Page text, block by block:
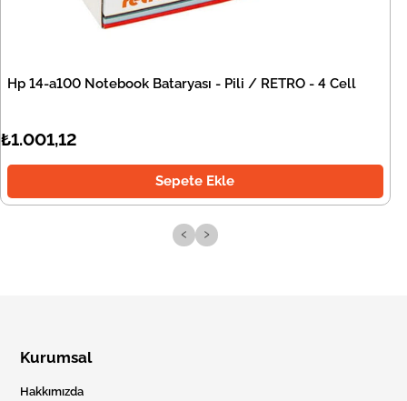
Hp 14-a100 Notebook Bataryası - Pili / RETRO - 4 Cell
₺1.001,12
Sepete Ekle
‹ ›
Kurumsal
Hakkımızda